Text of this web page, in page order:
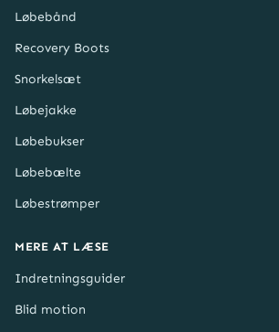
Løbebånd
Recovery Boots
Snorkelsæt
Løbejakke
Løbebukser
Løbebælte
Løbestrømper
MERE AT LÆSE
Indretningsguider
Blid motion